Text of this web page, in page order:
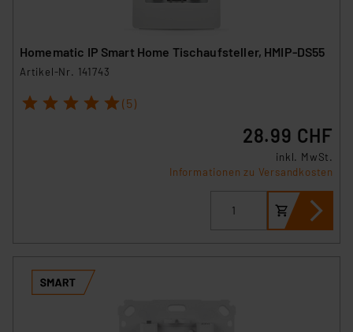
Homematic IP Smart Home Tischaufsteller, HMIP-DS55
Artikel-Nr. 141743
1 2 3 4 5 (5)
28.99 CHF
inkl. MwSt.
Informationen zu Versandkosten